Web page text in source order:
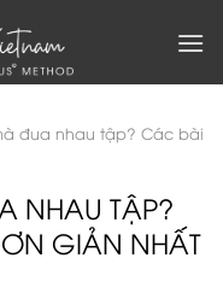
đua nhau tập? Các bài
NHAU TẬP?
GIẢN NHẤT